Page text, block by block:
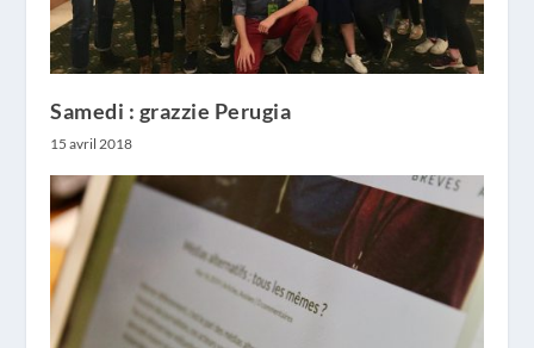
Samedi : grazzie Perugia
15 avril 2018